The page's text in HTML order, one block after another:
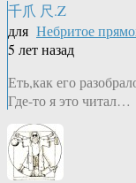
千爪 尺.Z
для Небритое
5 лет назад
Еть,как его
Где-то я это читал…